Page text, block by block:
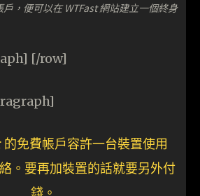
，便可以在 WTFast 網站建立一個終身
[/row]